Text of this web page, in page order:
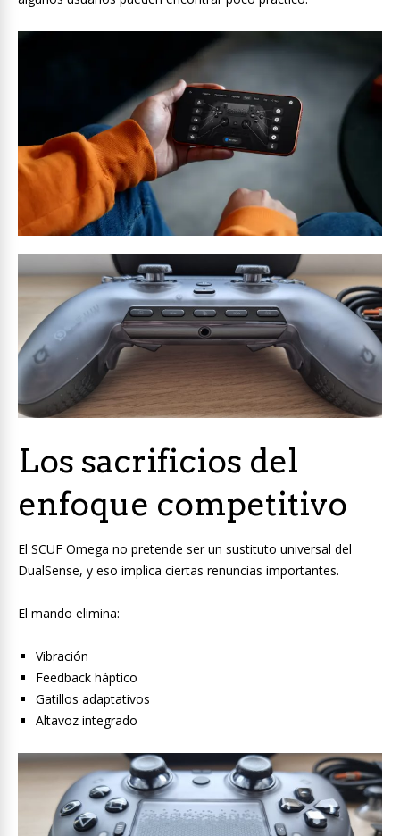
Los sacrificios del
enfoque competitivo
El SCUF Omega no pretende ser un sustituto universal del
DualSense, y eso implica ciertas renuncias importantes.
El mando elimina:
Vibración
Feedback háptico
Gatillos adaptativos
Altavoz integrado